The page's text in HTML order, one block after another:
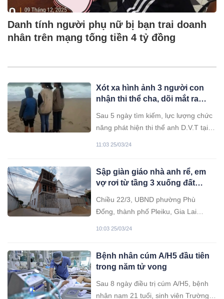
Danh tính người phụ nữ bị bạn trai doanh
nhân trên mạng tống tiền 4 tỷ đồng
Xót xa hình ảnh 3 người con
nhận thi thể cha, dõi mắt ra
Sau 5 ngày tìm kiếm, lực lượng chức
năng phát hiện thi thể anh D.V.T tại
11:03 25/03/24
Sập giàn giáo nhà anh rể, em
vợ rơi từ tầng 3 xuống đất
Chiều 22/3, UBND phường Phù
Đổng, thành phố Pleiku, Gia Lai
thương nặng, xảy ra trên địa bàn.
10:03 25/03/24
Bệnh nhân cúm A/H5 đầu tiên
trong năm tử vong
Sau 8 ngày điều trị cúm A/H5, bệnh
nhân nam 21 tuổi, sinh viên Trường